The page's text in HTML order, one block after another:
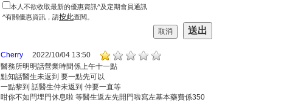
本人不欲收取最新的優惠資訊^及定期會員通訊
^有關優惠資訊，請按此查閱。
Cherry
2022/10/04 13:50
醫務所明明話營業時間係上午十一點
點知話醫生未返到 要一點先可以
一點黎到 話醫生仲未返到 仲要一直等
咁你不如閂埋門休息啦 等醫生返左先開門啦寫左基本藥費係350